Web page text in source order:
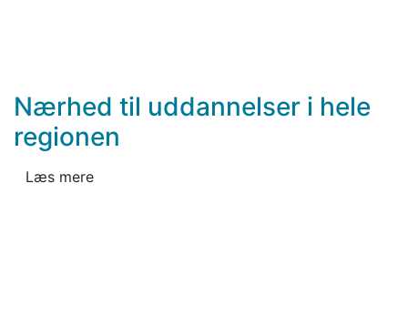
Nærhed til uddannelser i hele
regionen
Læs mere